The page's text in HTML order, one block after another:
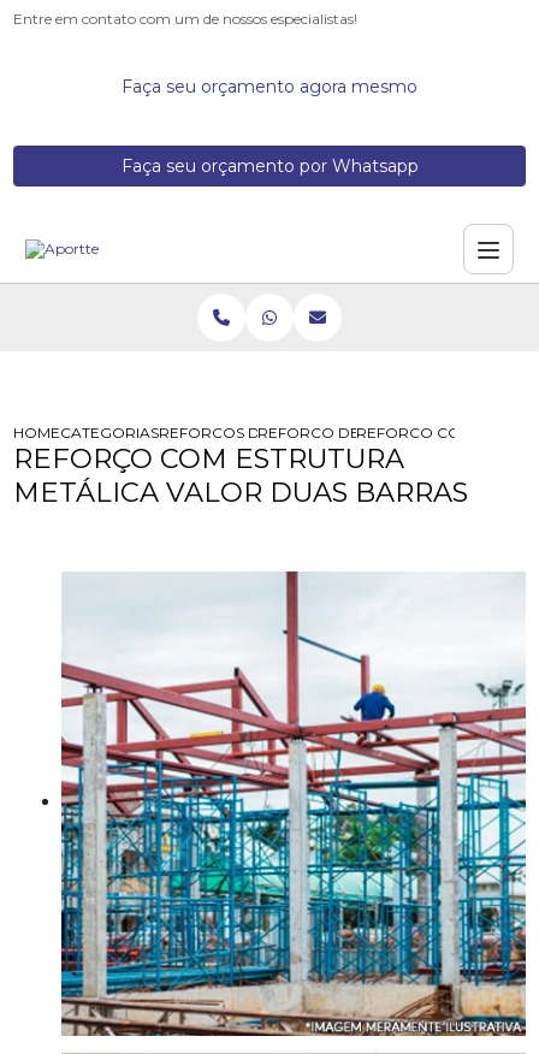
Entre em contato com um de nossos especialistas!
Faça seu orçamento agora mesmo
Faça seu orçamento por Whatsapp
HOMECATEGORIASREFORCOS DE ESTRUTURA
REFORCO DE ESTRUTURA
REFORCO COM
REFORÇO COM ESTRUTURA
METÁLICA VALOR DUAS BARRAS